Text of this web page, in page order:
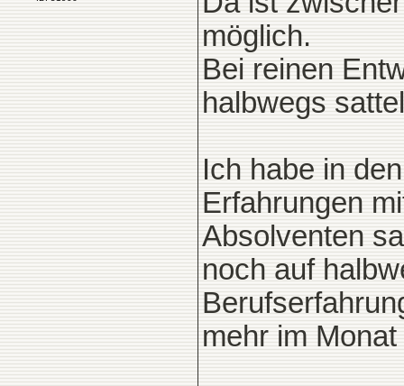
möglich.
Bei reinen
halbwegs
Ich habe in
Erfahrungen
Absolventen
noch auf
mehr im